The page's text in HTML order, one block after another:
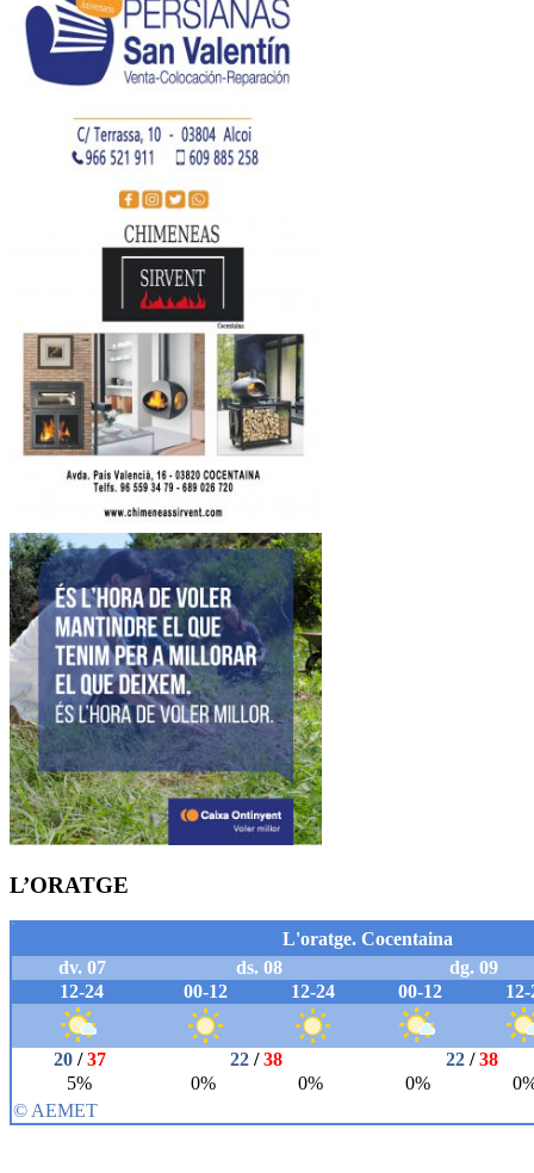
L’ORATGE